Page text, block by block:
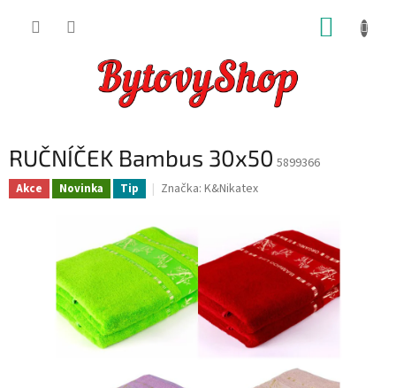
RUČNÍČEK Bambus 30x50 5899366
Akce Novinka Tip Značka: K&Nikatex